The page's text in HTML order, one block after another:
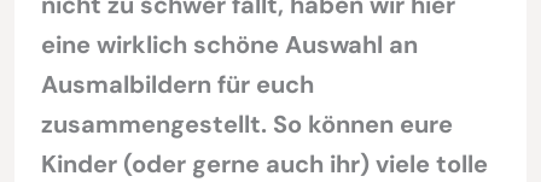
eine wirklich schöne Auswahl an
Ausmalbildern für euch
zusammengestellt. So können eure
Kinder (oder gerne auch ihr) viele tolle